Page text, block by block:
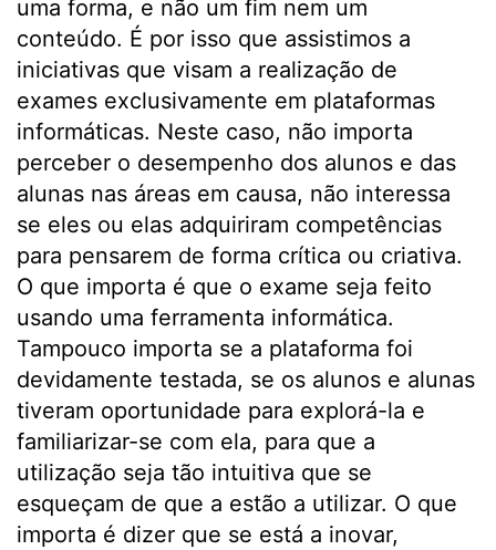
uma forma, e não um fim nem um
conteúdo. É por isso que assistimos a
iniciativas que visam a realização de
exames exclusivamente em plataformas
informáticas. Neste caso, não importa
perceber o desempenho dos alunos e das
alunas nas áreas em causa, não interessa
se eles ou elas adquiriram competências
para pensarem de forma crítica ou criativa.
O que importa é que o exame seja feito
usando uma ferramenta informática.
Tampouco importa se a plataforma foi
devidamente testada, se os alunos e alunas
tiveram oportunidade para explorá-la e
familiarizar-se com ela, para que a
utilização seja tão intuitiva que se
esqueçam de que a estão a utilizar. O que
importa é dizer que se está a inovar,